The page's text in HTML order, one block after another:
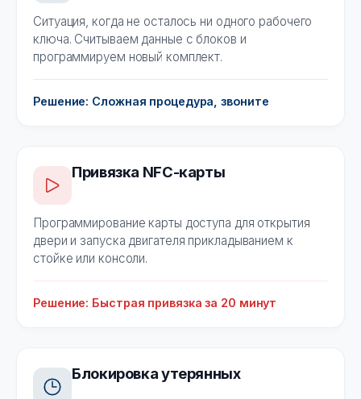
Ситуация, когда не осталось ни одного рабочего
ключа. Считываем данные с блоков и
программируем новый комплект.
Решение: Сложная процедура, звоните
Привязка NFC-карты
Программирование карты доступа для открытия
двери и запуска двигателя прикладыванием к
стойке или консоли.
Решение: Быстрая привязка за 20 минут
Блокировка утерянных